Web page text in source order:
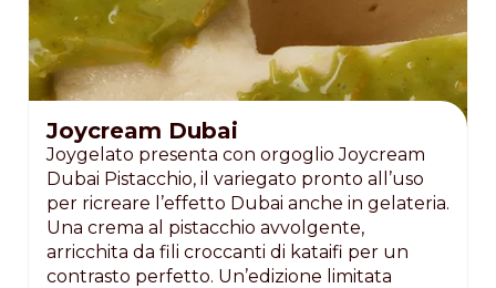
Joycream Dubai
Joygelato presenta con orgoglio Joycream
Dubai Pistacchio, il variegato pronto all’uso
per ricreare l’effetto Dubai anche in gelateria.
Una crema al pistacchio avvolgente,
arricchita da fili croccanti di kataifi per un
contrasto perfetto. Un’edizione limitata